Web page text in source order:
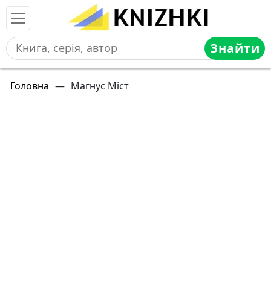
Знайти
Головна — Магнус Міст